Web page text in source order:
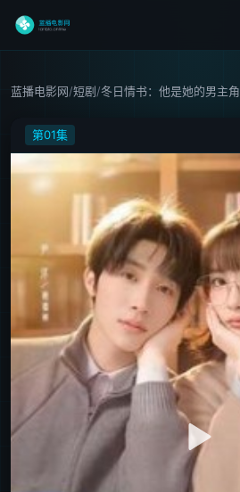
蓝播电影网/短剧/冬日情书：他是她的男主角
冬日情书：他是她的男主角
第01集